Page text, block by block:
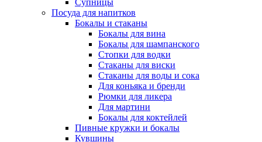
Супницы
Посуда для напитков
Бокалы и стаканы
Бокалы для вина
Бокалы для шампанского
Стопки для водки
Стаканы для виски
Стаканы для воды и сока
Для коньяка и бренди
Рюмки для ликера
Для мартини
Бокалы для коктейлей
Пивные кружки и бокалы
Кувшины